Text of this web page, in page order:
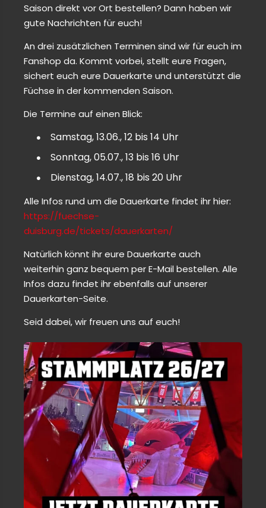
Saison direkt vor Ort bestellen? Dann haben wir
gute Nachrichten für euch!
An drei zusätzlichen Terminen sind wir für euch im
Fanshop da. Kommt vorbei, stellt eure Fragen,
sichert euch eure Dauerkarte und unterstützt die
Füchse in der kommenden Saison.
Die Termine auf einen Blick:
Samstag, 13.06., 12 bis 14 Uhr
Sonntag, 05.07., 13 bis 16 Uhr
Dienstag, 14.07., 18 bis 20 Uhr
Alle Infos rund um die Dauerkarte findet ihr hier:
https://fuechse-
duisburg.de/tickets/dauerkarten/
Natürlich könnt ihr eure Dauerkarte auch
weiterhin ganz bequem per E-Mail bestellen. Alle
Infos dazu findet ihr ebenfalls auf unserer
Dauerkarten-Seite.
Seid dabei, wir freuen uns auf euch!